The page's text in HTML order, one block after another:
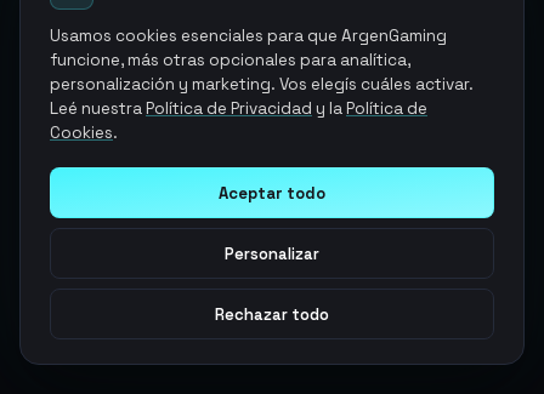
Volver a la página de inicio
Explorar otros servicios
Usamos cookies esenciales para que ArgenGaming
funcione, más otras opcionales para analítica,
personalización y marketing. Vos elegís cuáles activar.
Leé nuestraPolítica de Privacidad y laPolítica de
Cookies.
Aceptar todo
Personalizar
Rechazar todo